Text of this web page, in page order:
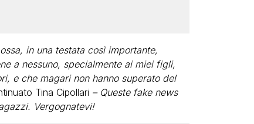
in una testata così importante,
a nessuno, specialmente ai miei figli,
e che magari non hanno superato del
Tina Cipollari – Queste fake news
Vergognatevi!